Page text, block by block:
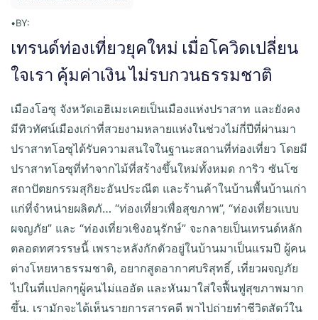
•BY:
เทรนด์ท่องเที่ยวยุคใหม่ เมื่อโควิดเปลี่ยน
ใจเรา คุ้มค่าเงิน ไม่รบกวนธรรมชาติ
เมืองโอซุ จังหวัดเอฮิเมะเคยเป็นเมืองแห่งปราสาท และยังคง
มีทิวทัศน์เมืองเก่าที่สวยงามหลายแห่งในช่วงไม่กี่ปีที่ผ่านมา
ปราสาทโอซุได้รับความสนใจในฐานะสถานที่ท่องเที่ยว โดยมี
ปราสาทโอซุที่ทำจากไม้ที่สร้างขึ้นใหม่ทั้งหมด การิว ซันโซ
สถาปัตยกรรมสุกิยะอันประณีต และร้านค้าในบ้านพื้นบ้านเก่า
แก่ที่จำหน่ายผลิตภั… “ท่องเที่ยวเพื่อสุขภาพ”, “ท่องเที่ยวแบบ
ผจญภัย” และ “ท่องเที่ยวเชิงอนุรักษ์” จะกลายเป็นเทรนด์หลัก
ตลอดทศวรรษนี้ เพราะหลังกักตัวอยู่ในบ้านมาเป็นแรมปี ผู้คน
ต่างโหยหาธรรมชาติ, อยากสูดอากาศบริสุทธิ์, เที่ยวผจญภัย
ไปในที่แปลกๆผู้คนไม่แออัด และหันมาใส่ใจฟื้นฟูสุขภาพมาก
ขึ้น. เรามักจะได้เห็นรายการสารคดี พาไปถ่ายทำชีวิตสัตว์ใน